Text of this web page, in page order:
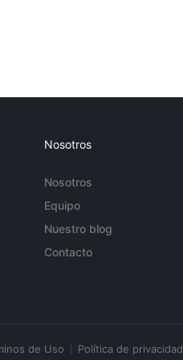
Nosotros
Nosotros
Equipo
Nuestro blog
Contacto
de Uso Política de privacidad